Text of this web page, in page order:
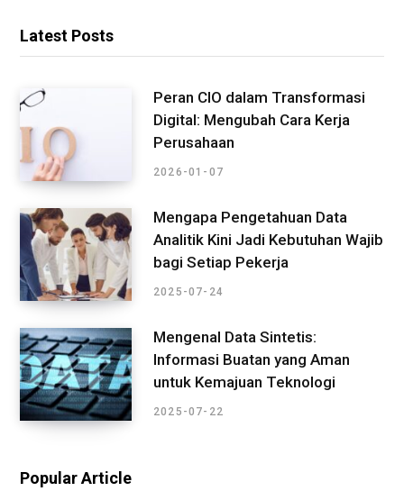
Latest Posts
Peran CIO dalam Transformasi
Digital: Mengubah Cara Kerja
Perusahaan
2026-01-07
Mengapa Pengetahuan Data
Analitik Kini Jadi Kebutuhan Wajib
bagi Setiap Pekerja
2025-07-24
Mengenal Data Sintetis:
Informasi Buatan yang Aman
untuk Kemajuan Teknologi
2025-07-22
Popular Article